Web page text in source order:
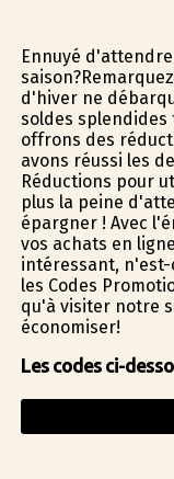
Ennuyé
d'hiver ne
soldes splendides
offrons des
avons réussi les
Réductions pour
plus la peine
épargner ! Avec
vos achats en
intéressant, n'est-
les Codes
qu'à visiter notre
économiser!
Les codes ci-